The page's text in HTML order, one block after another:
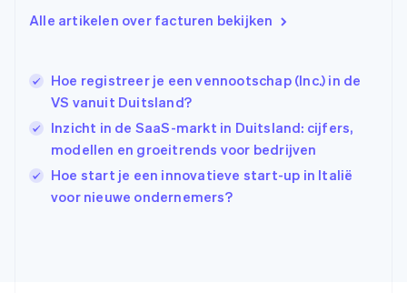
Alle artikelen over facturen bekijken
Hoe registreer je een vennootschap (Inc.) in de
VS vanuit Duitsland?
Inzicht in de SaaS-markt in Duitsland: cijfers,
modellen en groeitrends voor bedrijven
Hoe start je een innovatieve start-up in Italië
voor nieuwe ondernemers?
Hongkong SAR, China
English
English
Italië
ItalianoEnglish
日本語 English
Kroatië